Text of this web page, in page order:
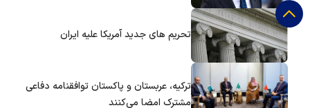
تحریم های جدید آمریکا علیه ایران
ترکیه، عربستان و پاکستان توافقنامه دفاعی
مشترک امضا می‌کنند